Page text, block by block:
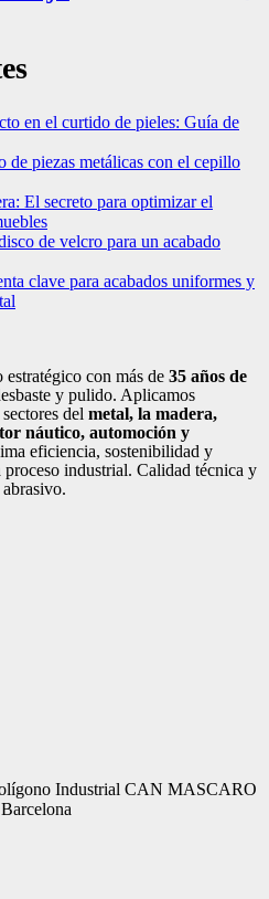
en el curtido de pieles: Guía de
de piezas metálicas con el cepillo
El secreto para optimizar el
de velcro para un acabado
clave para acabados uniformes y
estratégico con más de 35 años de
y pulido. Aplicamos
del metal, la madera,
náutico, automoción y
eficiencia, sostenibilidad y
proceso industrial. Calidad técnica y
Industrial CAN MASCARO